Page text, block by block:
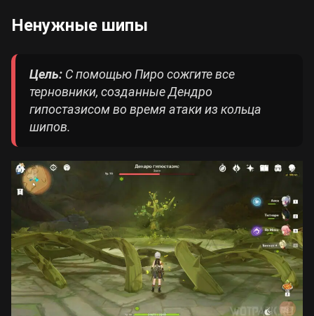
Ненужные шипы
Цель: С помощью Пиро сожгите все
терновники, созданные Дендро
гипостазисом во время атаки из кольца
шипов.